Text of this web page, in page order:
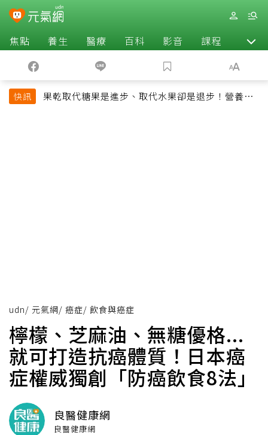
焦點 養生 醫療 百科 影音 課程 退休
快訊
果乾取代糖果是進步、取代水果卻是退步！營養師
udn/ 元氣網/ 癌症/ 飲食與癌症
檸檬、芝麻油、無糖優格...
就可打造抗癌體質！日本癌
症權威獨創「防癌飲食8法」
良醫健康網
良醫健康網